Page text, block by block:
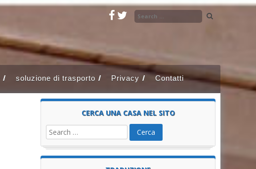
soluzione di trasporto Privacy Contatti
CERCA UNA CASA NEL SITO